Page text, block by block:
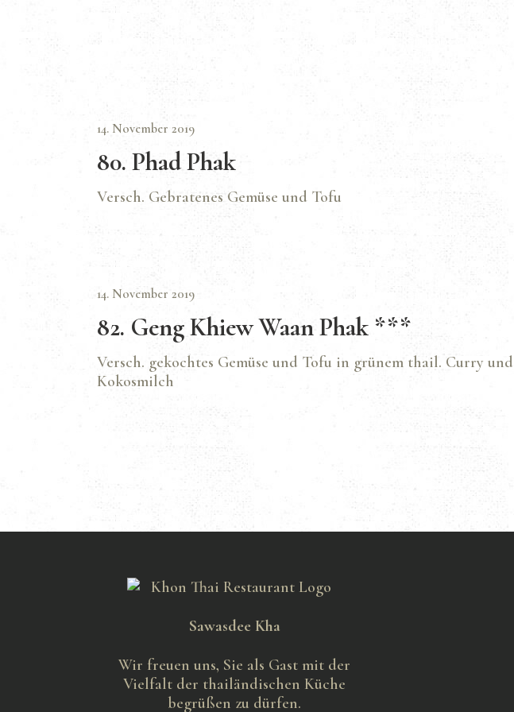
14. November 2019
80. Phad Phak
Versch. Gebratenes Gemüse und Tofu
14. November 2019
82. Geng Khiew Waan Phak ***
Versch. gekochtes Gemüse und Tofu in grünem thail. Curry und
Kokosmilch
Sawasdee Kha
Wir freuen uns, Sie als Gast mit der
Vielfalt der thailändischen Küche
begrüßen zu dürfen.